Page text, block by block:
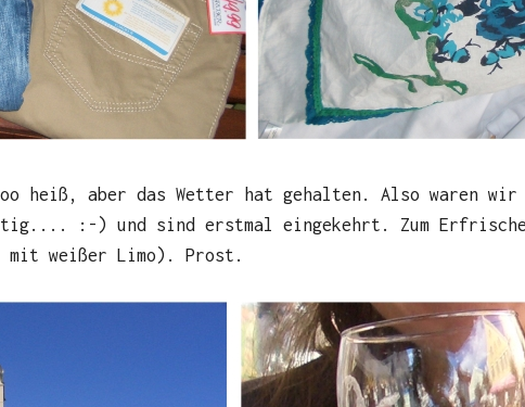
heiß, aber das Wetter hat gehalten. Also waren wir
:-) und sind erstmal eingekehrt. Zum
mit weißer Limo). Prost.